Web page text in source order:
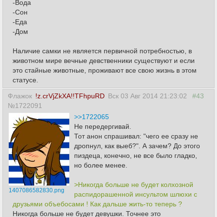
-Вода
-Сон
-Еда
-Дом
Наличие самки не является первичной потребностью, в
животном мире вечные девственники существуют и если
это стайные животные, проживают все свою жизнь в этом
статусе.
Флажок !z.crVjZkXA!!TFhpuRD Вск 03 Авг 2014 21:23:02
#43
№1722091
1407086582830.png
>>1722065
Не передергивай.
Тот анон спрашивал: "чего ее сразу не
дропнул, как выеб?". А зачем? До этого
пиздеца, конечно, не все было гладко,
но более менее.
>Никогда больше не будет колхозной
распидорашенной инсультом шлюхи с
друзьями объебосами ! Как дальше жить-то теперь ?
Никогда больше не будет девушки. Точнее это